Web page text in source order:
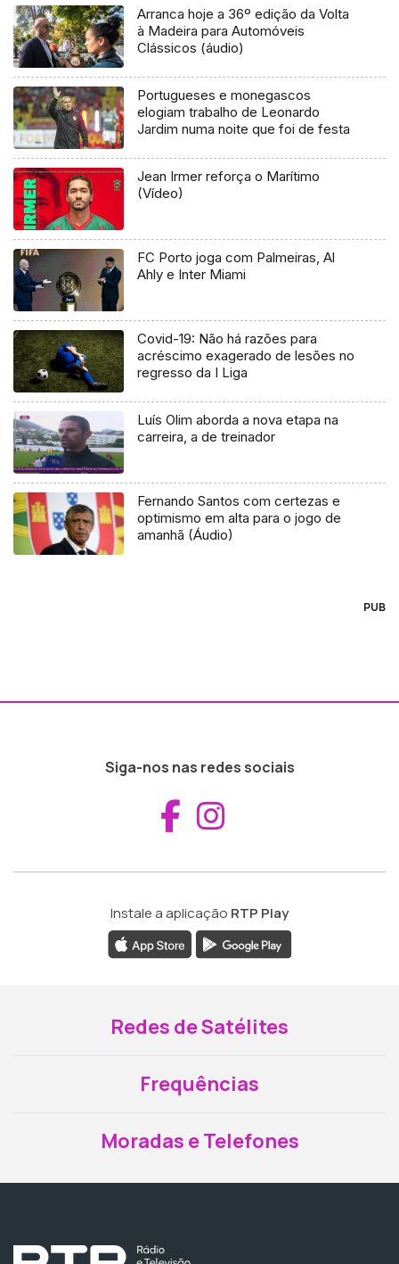
Arranca hoje a 36º edição da Volta
à Madeira para Automóveis
Clássicos (áudio)
Portugueses e monegascos
elogiam trabalho de Leonardo
Jardim numa noite que foi de festa
Jean Irmer reforça o Marítimo
(Vídeo)
FC Porto joga com Palmeiras, Al
Ahly e Inter Miami
Covid-19: Não há razões para
acréscimo exagerado de lesões no
regresso da I Liga
Luís Olim aborda a nova etapa na
carreira, a de treinador
Fernando Santos com certezas e
optimismo em alta para o jogo de
amanhã (Áudio)
PUB
Siga-nos nas redes sociais
Aceder ao
Instale a aplicação RTP Play
Redes de Satélites
Frequências
Moradas e Telefones